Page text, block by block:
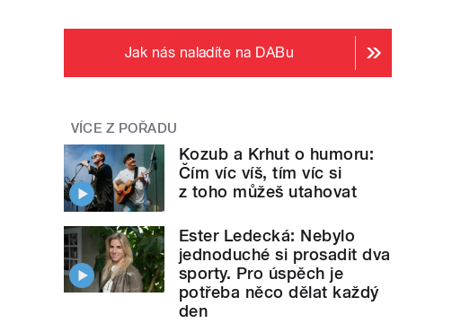
Jak nás naladíte na DABu
VÍCE Z POŘADU
Kozub a Krhut o humoru:
Čím víc víš, tím víc si
z toho můžeš utahovat
Ester Ledecká: Nebylo
jednoduché si prosadit dva
sporty. Pro úspěch je
potřeba něco dělat každý
den